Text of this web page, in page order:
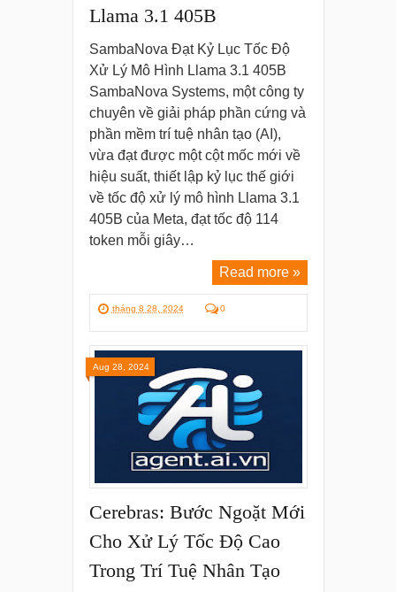
Llama 3.1 405B
SambaNova Đạt Kỷ Lục Tốc Độ
Xử Lý Mô Hình Llama 3.1 405B
SambaNova Systems, một công ty
chuyên về giải pháp phần cứng và
phần mềm trí tuệ nhân tạo (AI),
vừa đạt được một cột mốc mới về
hiệu suất, thiết lập kỷ lục thế giới
về tốc độ xử lý mô hình Llama 3.1
405B của Meta, đạt tốc độ 114
token mỗi giây…
Read more »
tháng 8 28, 2024 0
Cerebras: Bước Ngoặt Mới
Cho Xử Lý Tốc Độ Cao
Trong Trí Tuệ Nhân Tạo
Aug 28, 2024